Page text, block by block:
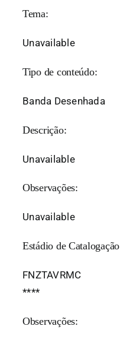
Tema:
Unavailable
Tipo de conteúdo:
Banda Desenhada
Descrição:
Unavailable
Observações:
Unavailable
Estádio de Catalogação
FNZTAVRMC
****
Observações: